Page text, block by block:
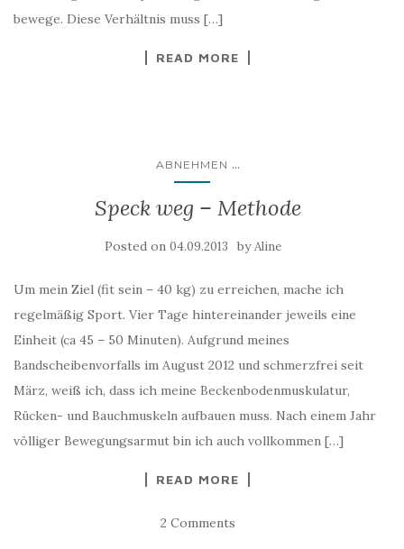
bewege. Diese Verhältnis muss […]
READ MORE
ABNEHMEN ...
Speck weg – Methode
Posted on 04.09.2013 byAline
Um mein Ziel (fit sein – 40 kg) zu erreichen, mache ich
regelmäßig Sport. Vier Tage hintereinander jeweils eine
Einheit (ca 45 – 50 Minuten). Aufgrund meines
Bandscheibenvorfalls im August 2012 und schmerzfrei seit
März, weiß ich, dass ich meine Beckenbodenmuskulatur,
Rücken- und Bauchmuskeln aufbauen muss. Nach einem Jahr
völliger Bewegungsarmut bin ich auch vollkommen […]
READ MORE
2 Comments